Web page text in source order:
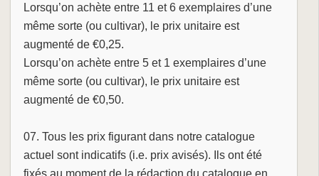
Lorsqu’on achète entre 11 et 6 exemplaires d’une
même sorte (ou cultivar), le prix unitaire est
augmenté de €0,25.
Lorsqu’on achète entre 5 et 1 exemplaires d’une
même sorte (ou cultivar), le prix unitaire est
augmenté de €0,50.
07. Tous les prix figurant dans notre catalogue
actuel sont indicatifs (i.e. prix avisés). Ils ont été
fixés au moment de la rédaction du catalogue en